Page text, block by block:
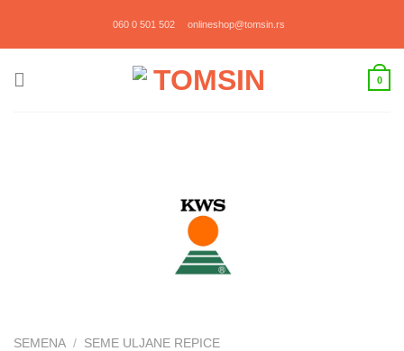
060 0 501 502 onlineshop@tomsin.rs
0
SEMENA / SEME ULJANE REPICE